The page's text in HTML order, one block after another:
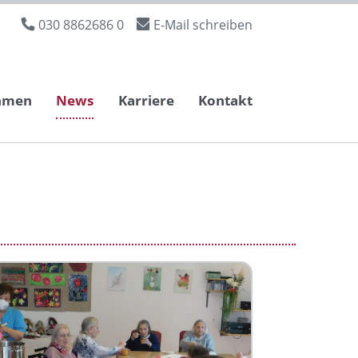
030 8862686 0 E-Mail schreiben
News Karriere Kontakt